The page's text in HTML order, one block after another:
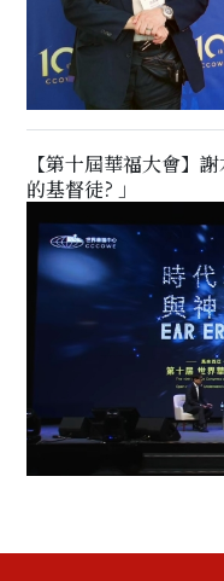
【第十屆華福大會】
的基督徒? 」